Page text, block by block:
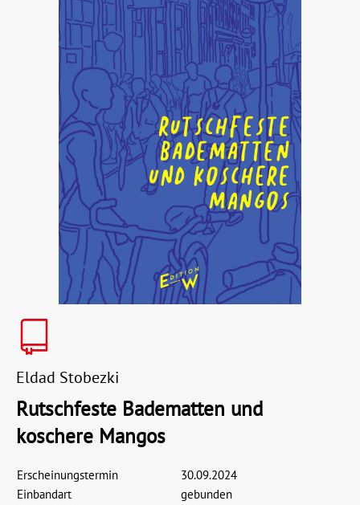
Eldad Stobezki
Rutschfeste Badematten und
koschere Mangos
Erscheinungstermin
30.09.2024
Einbandart
gebunden